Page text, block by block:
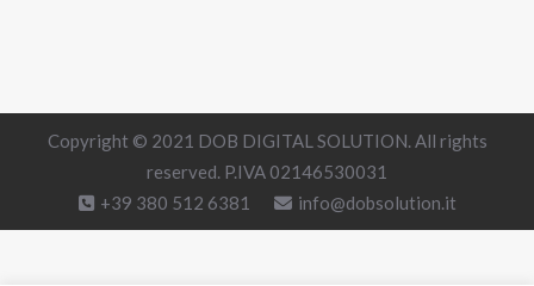
Copyright © 2021 DOB DIGITAL SOLUTION. All rights
reserved. P.IVA 02146530031
+39 380 512 6381
info@dobsolution.it